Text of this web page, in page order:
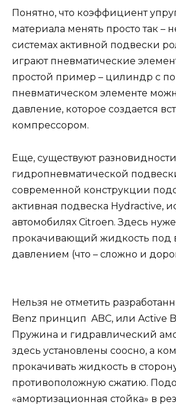
Понятно, что коэффициент
материала менять просто так –
системах активной подвески
играют пневматические
простой пример – цилиндр с
пневматическом элементе
давление, которое создается
компрессором.
Еще, существуют разновидности
гидропневматической
современной конструкции
активная подвеска Hydractive,
автомобилях Citroen. Здесь
прокачивающий жидкость под
давлением (что – сложно и
Нельзя не отметить
Benz принцип ABC, или Active
Пружина и гидравлический
здесь установлены соосно, а
прокачивать жидкость в
противоположную сжатию.
«амортизационная стойка» в